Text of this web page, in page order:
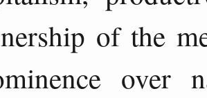
of the
over